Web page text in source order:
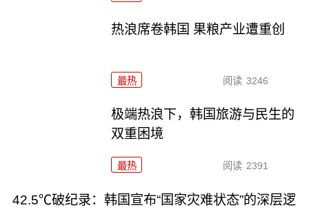
热浪席卷韩国 果粮产业遭重创
最热 阅读 3246
极端热浪下，韩国旅游与民生的
双重困境
最热 阅读 2391
42.5℃破纪录：韩国宣布“国家灾难状态”的深层逻